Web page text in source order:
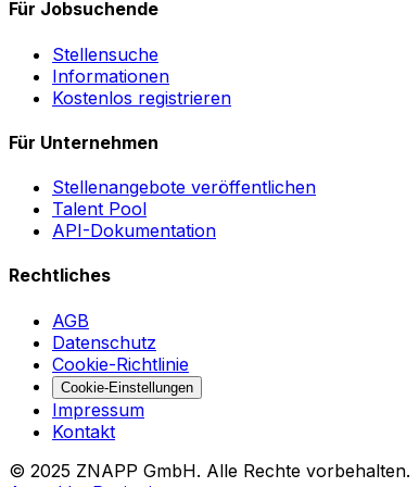
Für Jobsuchende
Stellensuche
Informationen
Kostenlos registrieren
Für Unternehmen
Stellenangebote veröffentlichen
Talent Pool
API-Dokumentation
Rechtliches
AGB
Datenschutz
Cookie-Richtlinie
Cookie-Einstellungen
Impressum
Kontakt
© 2025 ZNAPP GmbH. Alle Rechte vorbehalten.